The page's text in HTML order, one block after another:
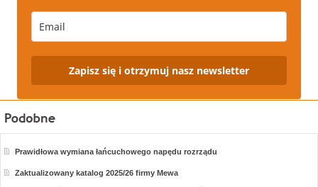
Zapisz się i otrzymuj nasz newsletter
Prawidłowa wymiana łańcuchowego napędu rozrządu
Zaktualizowany katalog 2025/26 firmy Mewa